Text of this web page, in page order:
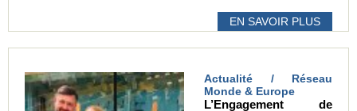
EN SAVOIR PLUS
Actualité / Réseau
Monde & Europe
L’Engagement de